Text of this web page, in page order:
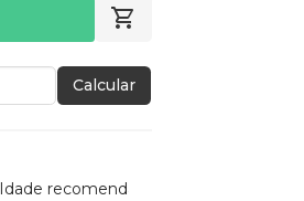
Calcular
Idade recomendada